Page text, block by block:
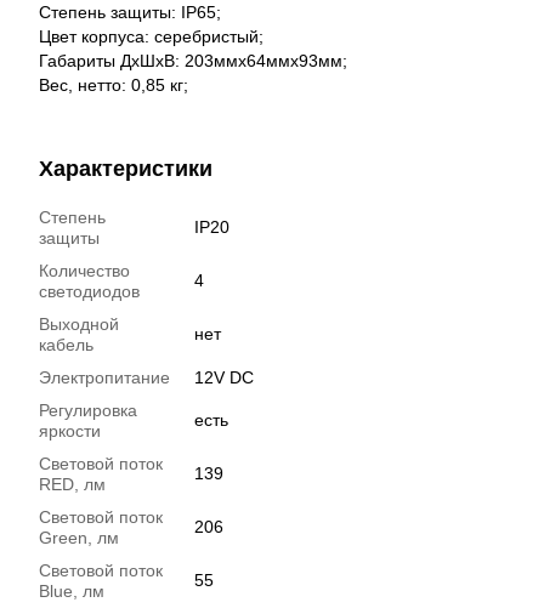
Степень защиты: IP65;
Цвет корпуса: серебристый;
Габариты ДхШхВ: 203ммх64ммх93мм;
Вес, нетто: 0,85 кг;
Характеристики
Степень
защиты
IP20
Количество
светодиодов
4
Выходной
кабель
нет
Электропитание
12V DC
Регулировка
яркости
есть
Световой поток
RED, лм
139
Световой поток
Green, лм
206
Световой поток
Blue, лм
55